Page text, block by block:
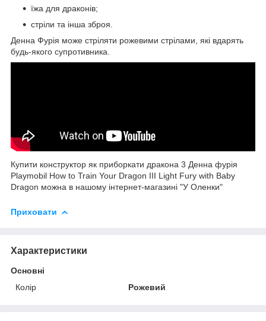
їжа для драконів;
стріли та інша зброя.
Денна Фурія може стріляти рожевими стрілами, які вдарять
будь-якого супротивника.
Купити конструктор як приборкати дракона 3 Денна фурія
Playmobil How to Train Your Dragon III Light Fury with Baby
Dragon можна в нашому інтернет-магазині "У Оленки"
Приховати
Характеристики
Основні
Колір
Рожевий